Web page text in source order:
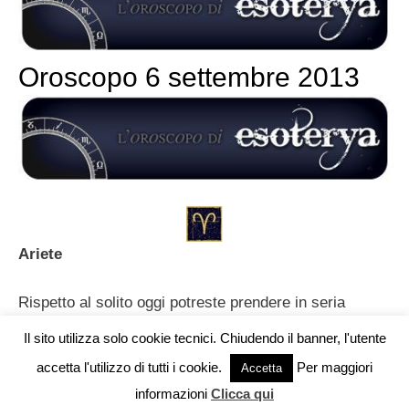
Oroscopo 6 settembre 2013
Ariete
Rispetto al solito oggi potreste prendere in seria
prive di possibili incognite. La vostra emotività può
giocarvi ancora qualche brutto scherzo.
Il sito utilizza solo cookie tecnici. Chiudendo il banner, l'utente
accetta l'utilizzo di tutti i cookie.
Accetta
Per maggiori
informazioni Clicca qui
Vuoi pubblicare sul nostro network?